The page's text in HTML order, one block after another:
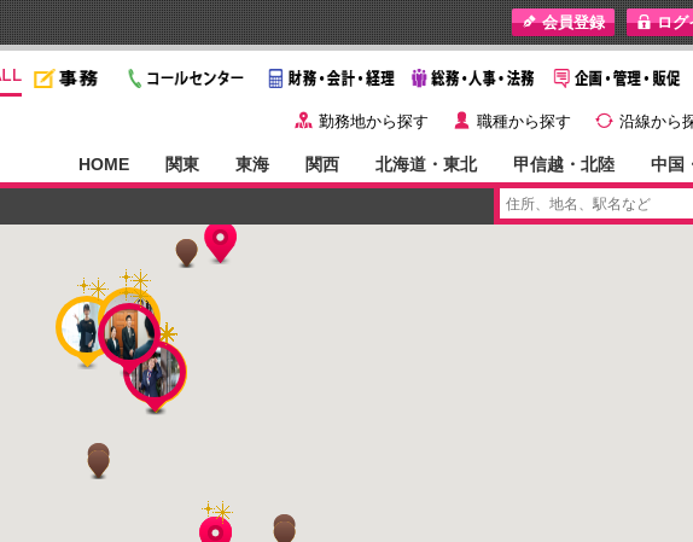
y 勤務地から探す ˙ 職種から探す } 沿線から
HOME 関東 東海 関西 北海道・東北 甲信越・北陸 中国